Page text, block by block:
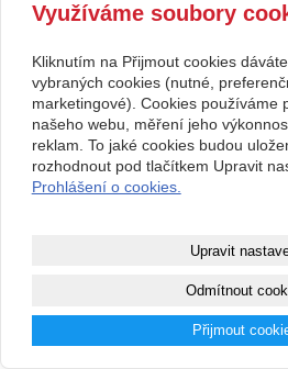
Využíváme soubory
Kliknutím na Přijmout cookies
vybraných cookies (nutné,
marketingové). Cookies používáme
našeho webu, měření jeho
reklam. To jaké cookies budou
rozhodnout pod tlačítkem Upravit
Prohlášení o cookies.
Upravit
Odmítnout
Přijmout